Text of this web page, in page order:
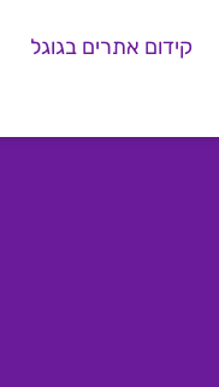
קידום אתרים בגוגל